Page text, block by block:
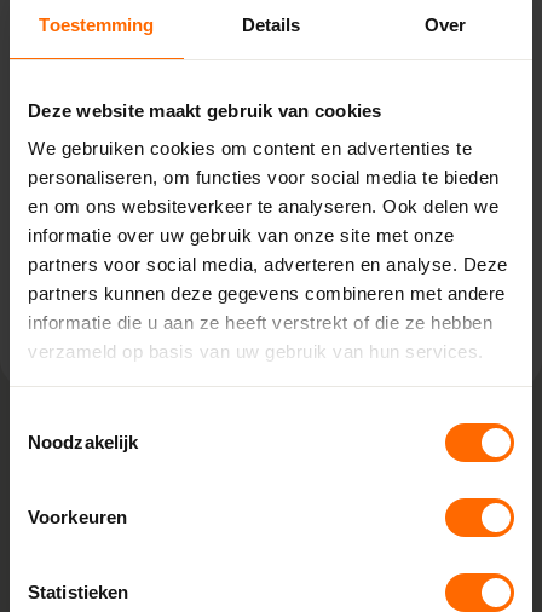
Toestemming Details Over
Deze website maakt gebruik van cookies
We gebruiken cookies om content en advertenties te
personaliseren, om functies voor social media te bieden
en om ons websiteverkeer te analyseren. Ook delen we
informatie over uw gebruik van onze site met onze
partners voor social media, adverteren en analyse. Deze
partners kunnen deze gegevens combineren met andere
informatie die u aan ze heeft verstrekt of die ze hebben
verzameld op basis van uw gebruik van hun services.
Noodzakelijk
Voorkeuren
Statistieken
Heerenveen
8447 GG Heerenveen
0513335000
heerenveen@skodora.nl
Selecteren als mijn vestiging
Bekijk vestiging info
Lokaal geproduceerd in onze eigen
Bij Skodora bestel je kunststof kozijnen rechtstreeks bij de
Heerenveen en Meppel garanderen we scherpe prijzen,